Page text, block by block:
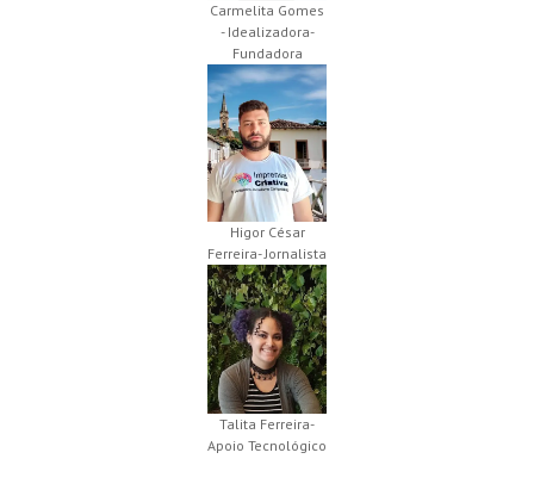
Carmelita Gomes
- Idealizadora-
Fundadora
Higor César
Ferreira- Jornalista
Talita Ferreira-
Apoio Tecnológico